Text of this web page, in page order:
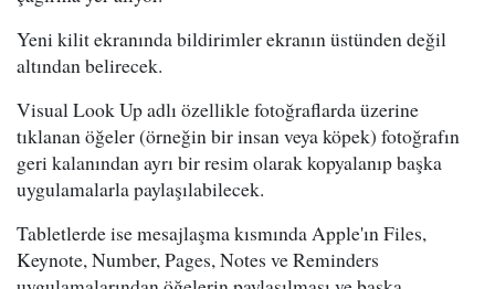
Yeni kilit ekranında bildirimler ekranın üstünden değil
altından belirecek.
Visual Look Up adlı özellikle fotoğraflarda üzerine
tıklanan öğeler (örneğin bir insan veya köpek) fotoğrafın
geri kalanından ayrı bir resim olarak kopyalanıp başka
uygulamalarla paylaşılabilecek.
Tabletlerde ise mesajlaşma kısmında Apple'ın Files,
Keynote, Number, Pages, Notes ve Reminders